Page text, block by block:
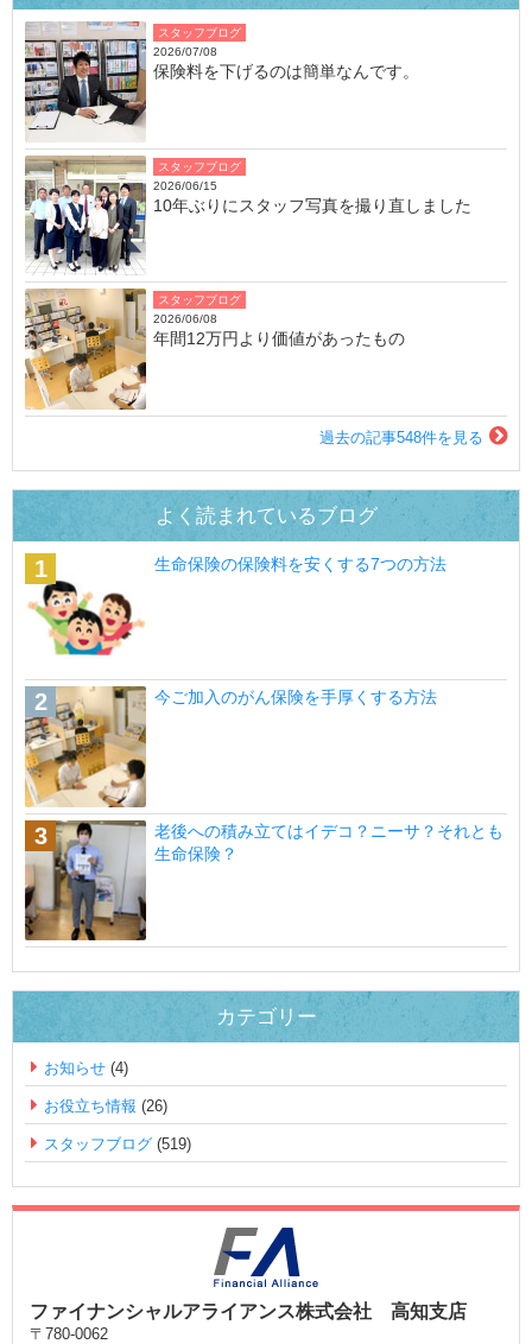
スタッフブログ
2026/07/08
保険料を下げるのは簡単なんです。
スタッフブログ
2026/06/15
10年ぶりにスタッフ写真を撮り直しました
スタッフブログ
2026/06/08
年間12万円より価値があったもの
過去の記事548件を見る
よく読まれているブログ
生命保険の保険料を安くする7つの方法
今ご加入のがん保険を手厚くする方法
老後への積み立てはイデコ？ニーサ？それとも
生命保険？
カテゴリー
お知らせ (4)
お役立ち情報 (26)
スタッフブログ (519)
ファイナンシャルアライアンス株式会社 高知支店
〒780-0062